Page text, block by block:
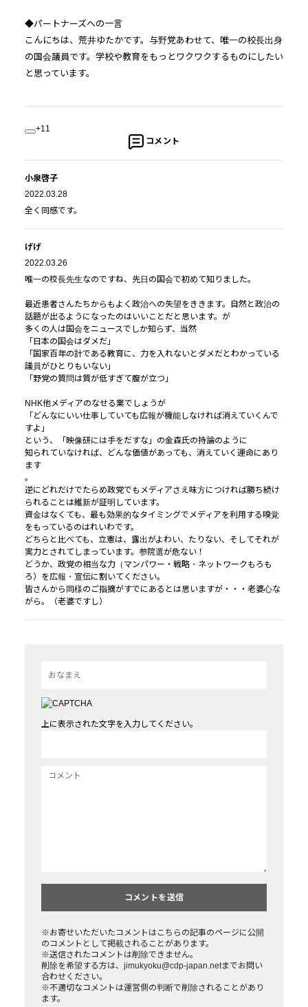
◆パートナーズへの一言
こんにちは、荒井ゆたかです。与野党あわせて、唯一の校長出身
の国会議員です。学校や教育をもっとワクワクするものにしたい
と思っています。
+11
コメント
小泉啓子
2022.03.28
全く同感です。
げげ
2022.03.26
唯一の校長先生なのですね、先日の国会で初めて知りました。
最近患者さんたちからもよく政治への失望をききます。自然と政治の
話題が出るようになったのはいいことだと思います。が
多くの人は国会をニュースでしか知らず、当然
「日本の国会はダメだ」
「国家百年の計である教育に、力を入れないとダメだとわかっている
議員がひとりもいない」
「野党の質問は質が低すぎて腹が立つ」
NHK他メディアのなせる業でしょうが
「どんなにいい仕事していても広報が機能しなければ消えていくんで
すよ」
という、「映像研には手をだすな」の金森氏の持論のように
知られていなければ、どんな価値があっても、消えていく運命にあり
ます
。
逆にどれだけでたらめ政党でもメディアさえ味方につければ勝ち続け
られることは維新が証明しています。
資金はなくても、最も効果的なタイミングでメディアを利用する嗅覚
をもっているのはれいわです。
どちらと比べても、立憲は、露出がよわい、たりない、そしてそれが
実力とされてしまっています。参院選が危ない！
どうか、政党の相当な力（マンパワー・戦略・ネットワークもろも
ろ）を広報・宣伝に割いてください。
皆さんから同様のご指摘がすでにあるとは思いますが・・・老婆心な
がら。（老婆ですし）
上に表示された文字を入力してください。
※お寄せいただいたコメントはこちらの記事のページに公開
のコメントとして掲載されることがあります。
※送信されたコメントは削除できません。
削除を希望する方は、jimukyoku@cdp-japan.netまでお問い
合わせください。
※不適切なコメントは運営側の判断で削除されることがあり
ます。